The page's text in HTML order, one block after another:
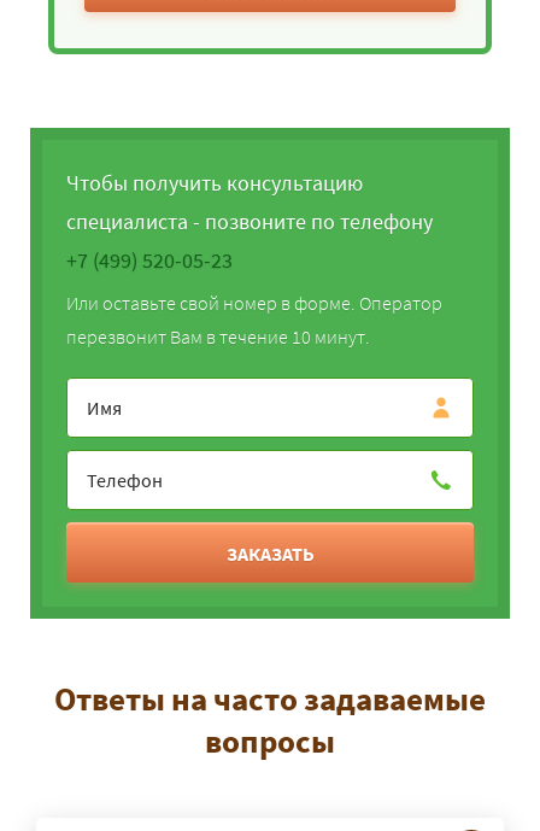
Чтобы получить консультацию
специалиста - позвоните по телефону
+7 (499) 520-05-23
Или оставьте свой номер в форме. Оператор
перезвонит Вам в течение 10 минут.
ЗАКАЗАТЬ
Ответы на часто задаваемые
вопросы